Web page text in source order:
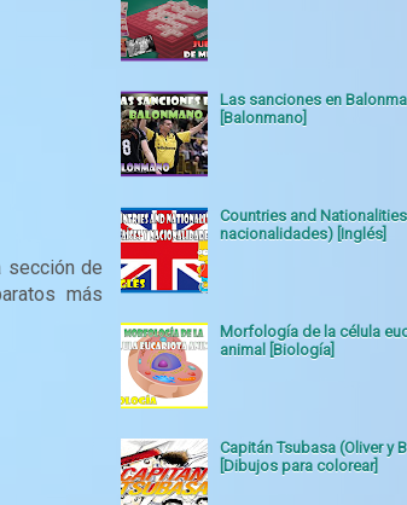
sección de
más
Las sanciones en
[Balonmano]
Countries and
nacionalidades) [Inglés]
Morfología de la célula
animal [Biología]
Capitán Tsubasa (Oliver y
[Dibujos para colorear]